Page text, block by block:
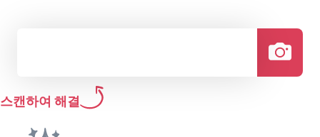
스캔하여 해결